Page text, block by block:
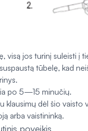
visą jos turinį suleisti į
tūbelę, kad
po 5—15 minučių.
klausimų dėl šio vaisto
arba vaistininką.
poveikis